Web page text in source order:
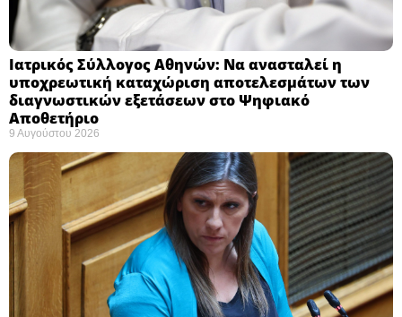
Ιατρικός Σύλλογος Αθηνών: Να ανασταλεί η
υποχρεωτική καταχώριση αποτελεσμάτων των
διαγνωστικών εξετάσεων στο Ψηφιακό
Αποθετήριο ​
9 Αυγούστου 2026